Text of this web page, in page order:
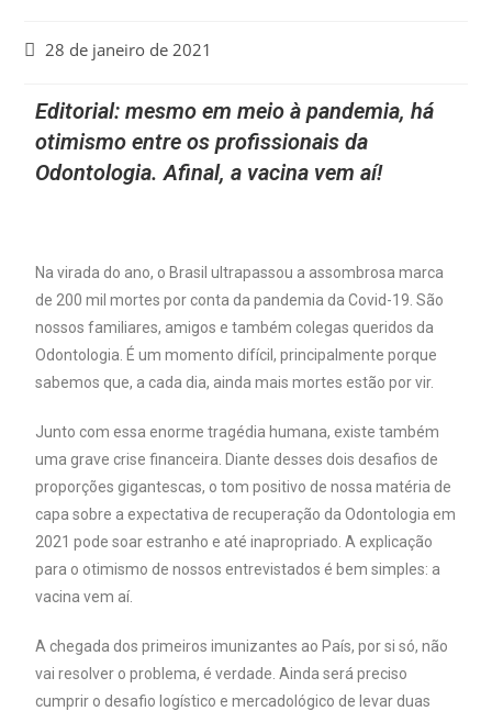
28 de janeiro de 2021
Editorial: mesmo em meio à pandemia, há
otimismo entre os profissionais da
Odontologia. Afinal, a vacina vem aí!
Na virada do ano, o Brasil ultrapassou a assombrosa marca
de 200 mil mortes por conta da pandemia da Covid-19. São
nossos familiares, amigos e também colegas queridos da
Odontologia. É um momento difícil, principalmente porque
sabemos que, a cada dia, ainda mais mortes estão por vir.
Junto com essa enorme tragédia humana, existe também
uma grave crise financeira. Diante desses dois desafios de
proporções gigantescas, o tom positivo de nossa matéria de
capa sobre a expectativa de recuperação da Odontologia em
2021 pode soar estranho e até inapropriado. A explicação
para o otimismo de nossos entrevistados é bem simples: a
vacina vem aí.
A chegada dos primeiros imunizantes ao País, por si só, não
vai resolver o problema, é verdade. Ainda será preciso
cumprir o desafio logístico e mercadológico de levar duas